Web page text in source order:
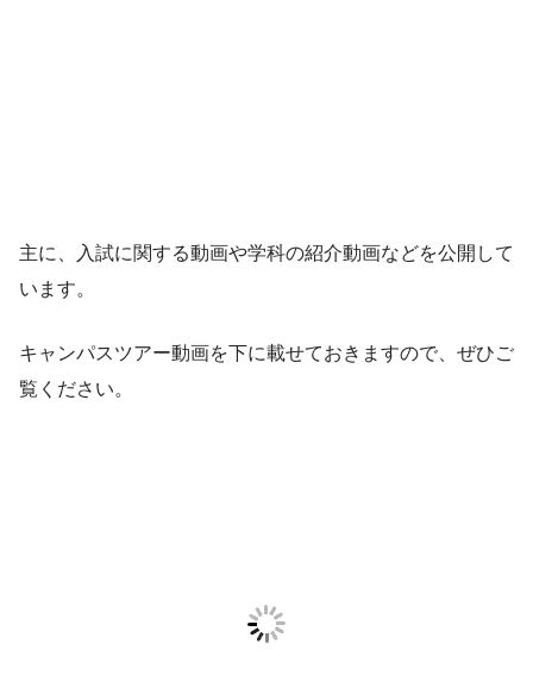
主に、入試に関する動画や学科の紹介動画などを公開して
います。
キャンパスツアー動画を下に載せておきますので、ぜひご
覧ください。